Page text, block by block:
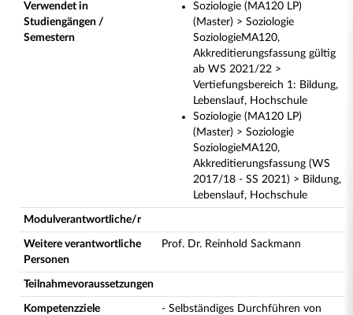
Verwendet in
Studiengängen /
Semestern
Soziologie (MA120 LP)
(Master) > Soziologie
SoziologieMA120,
Akkreditierungsfassung gültig
ab WS 2021/22 >
Vertiefungsbereich 1: Bildung,
Lebenslauf, Hochschule
Soziologie (MA120 LP)
(Master) > Soziologie
SoziologieMA120,
Akkreditierungsfassung (WS
2017/18 - SS 2021) > Bildung,
Lebenslauf, Hochschule
Modulverantwortliche/r
Weitere verantwortliche
Personen
Prof. Dr. Reinhold Sackmann
Teilnahmevoraussetzungen
Kompetenzziele
- Selbständiges Durchführen von